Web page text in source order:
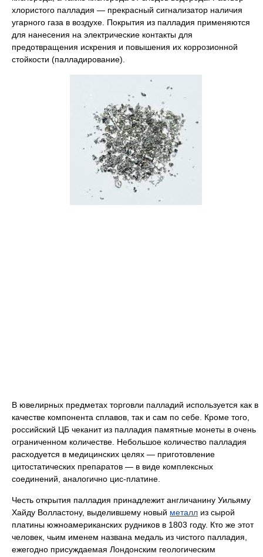
хлористого палладия — прекрасный сигнализатор наличия
угарного газа в воздухе. Покрытия из палладия применяются
для нанесения на электрические контакты для
предотвращения искрения и повышения их коррозионной
стойкости (палладирование).
В ювелирных предметах торговли палладий используется как в
качестве компонента сплавов, так и сам по себе. Кроме того,
российский ЦБ чеканит из палладия памятные монеты в очень
ограниченном количестве. Небольшое количество палладия
расходуется в медицинских целях — приготовление
цитостатических препаратов — в виде комплексных
соединений, аналогично цис-платине.
Честь открытия палладия принадлежит англичанину Уильяму
Хайду Волластону, выделившему новый металл из сырой
платины южноамериканских рудников в 1803 году. Кто же этот
человек, чьим именем названа медаль из чистого палладия,
ежегодно присуждаемая Лондонским геологическим